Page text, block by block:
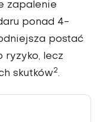
zapalenie
ponad 4-
postać
ryzyko, lecz
skutków2.